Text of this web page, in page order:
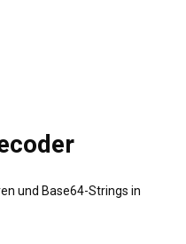
und Base64-Strings in